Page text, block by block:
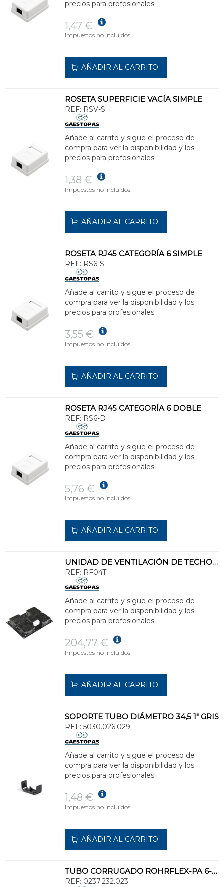
precios para profesionales.
1,47 €
Impuestos no incluidos.
AÑADIR AL CARRITO
ROSETA SUPERFICIE VACÍA SIMPLE
REF: RSV-S
Añade al carrito y sigue el proceso de
compra para ver la disponibilidad y los
precios para profesionales.
1,38 €
Impuestos no incluidos.
AÑADIR AL CARRITO
ROSETA RJ45 CATEGORÍA 6 SIMPLE
REF: RS6-S
Añade al carrito y sigue el proceso de
compra para ver la disponibilidad y los
precios para profesionales.
3,55 €
Impuestos no incluidos.
AÑADIR AL CARRITO
ROSETA RJ45 CATEGORÍA 6 DOBLE
REF: RS6-D
Añade al carrito y sigue el proceso de
compra para ver la disponibilidad y los
precios para profesionales.
5,76 €
Impuestos no incluidos.
AÑADIR AL CARRITO
UNIDAD DE VENTILACIÓN DE TECHO CON 4 VENTILADORES CONEXIÓN SCHUKO
REF: RF04T
Añade al carrito y sigue el proceso de
compra para ver la disponibilidad y los
precios para profesionales.
204,77 €
Impuestos no incluidos.
AÑADIR AL CARRITO
SOPORTE TUBO DIÁMETRO 34,5 1" GRIS
REF: 5030.026.029
Añade al carrito y sigue el proceso de
compra para ver la disponibilidad y los
precios para profesionales.
1,48 €
Impuestos no incluidos.
AÑADIR AL CARRITO
TUBO CORRUGADO ROHRFLEX-PA 6-CSA 3/4" NEGRO
REF: 0237.232.023